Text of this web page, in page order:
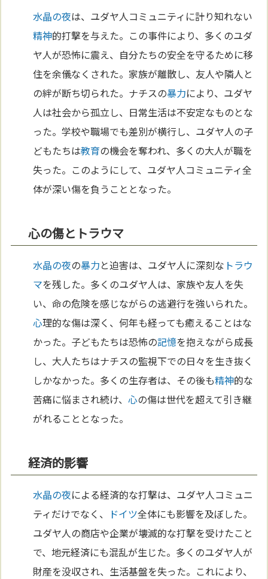
水晶の夜は、ユダヤ人コミュニティに計り知れない
精神的打撃を与えた。この事件により、多くのユダ
ヤ人が恐怖に震え、自分たちの安全を守るために移
住を余儀なくされた。家族が離散し、友人や隣人と
の絆が断ち切られた。ナチスの暴力により、ユダヤ
人は社会から孤立し、日常生活は不安定なものとな
った。学校や職場でも差別が横行し、ユダヤ人の子
どもたちは教育の機会を奪われ、多くの大人が職を
失った。このようにして、ユダヤ人コミュニティ全
体が深い傷を負うこととなった。
心の傷とトラウマ
水晶の夜の暴力と迫害は、ユダヤ人に深刻な トラウ
マを残した。多くのユダヤ人は、家族や友人を失
い、命の危険を感じながらの逃避行を強いられた。
心理的な傷は深く、何年も経っても癒えることはな
かった。子どもたちは恐怖の記憶を抱えながら成長
し、大人たちはナチスの監視下での日々を生き抜く
しかなかった。多くの生存者は、その後も精神的な
苦痛に悩まされ続け、心の傷は世代を超えて引き継
がれることとなった。
経済的影響
水晶の夜による経済的な打撃は、ユダヤ人コミュニ
ティだけでなく、
ドイツ全体にも影響を及ぼした。
ユダヤ人の商店や企業が壊滅的な打撃を受けたこと
で、地元経済にも混乱が生じた。多くのユダヤ人が
財産を没収され、生活基盤を失った。これにより、